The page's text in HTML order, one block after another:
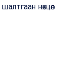
нөхцөл